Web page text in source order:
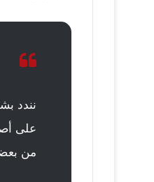
نندد
على
من